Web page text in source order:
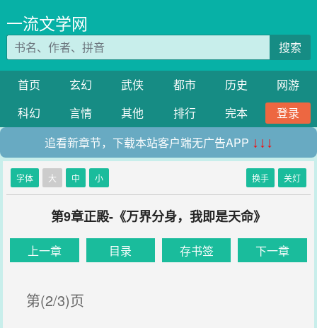
一流文学网
搜索
首页 玄幻 武侠 都市 历史
网游
科幻
言情 其他 排行 完本
登录
追看新章节，下载本站客户端无广告APP ↓↓↓
字体 大 中 小 换手 关灯
第9章正殿-《万界分身，我即是天命》
上一章 目录 存书签 下一章
第(2/3)页